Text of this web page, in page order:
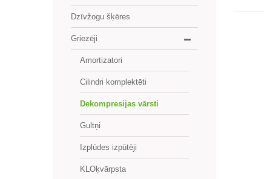
Dzīvžogu šķēres
Griezēji
Amortizatori
Cilindri komplektēti
Dekompresijas vārsti
Gultņi
Izplūdes izpūtēji
KLOķvārpsta